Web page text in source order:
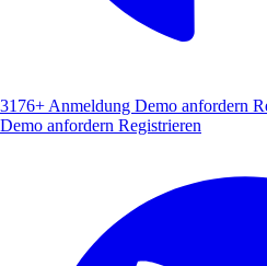
3176+ Anmeldung Demo anfordern
Demo anfordern Registrieren